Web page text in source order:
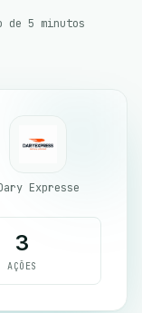
de 5 minutos
Expresse
3
AÇÕES